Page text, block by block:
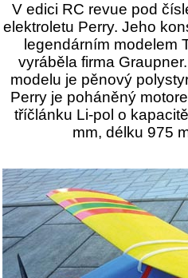
V edici RC revue pod
elektroletu Perry. Jeho
legendárním modelem
vyráběla firma
modelu je pěnový
Perry je poháněný
tříčlánku Li-pol o
mm, délku 975